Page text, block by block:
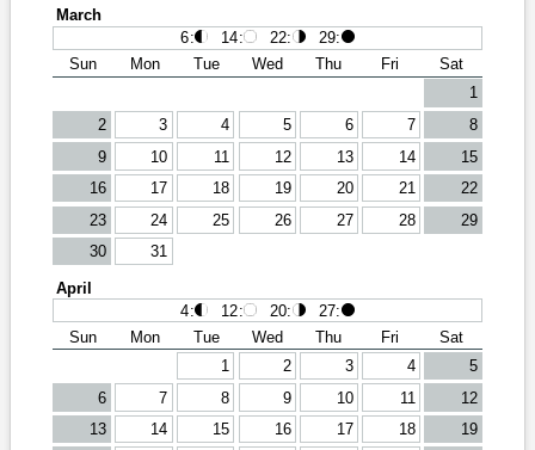
March
6: 14: 22: 29:
Sun
Mon Tue Wed Thu Fri
Sat
1
2
3 4 5 6 7
8
9
10 11 12 13 14
15
16
17 18 19 20 21
22
23
24 25 26 27 28
29
30
31
April
4: 12: 20: 27:
Sun
Mon Tue Wed Thu Fri
Sat
1
2 3 4
5
6
7 8 9 10 11
12
13
14 15 16 17 18
19